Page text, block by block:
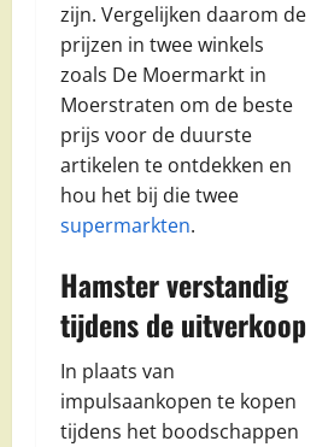
zijn. Vergelijken daarom de
prijzen in twee winkels
zoals De Moermarkt in
Moerstraten om de beste
prijs voor de duurste
artikelen te ontdekken en
hou het bij die twee
supermarkten.
Hamster verstandig
tijdens de uitverkoop
In plaats van
impulsaankopen te kopen
tijdens het boodschappen